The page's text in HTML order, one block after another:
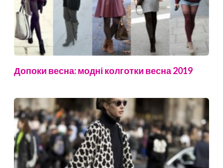
Допоки весна: модні колготки весна 2019